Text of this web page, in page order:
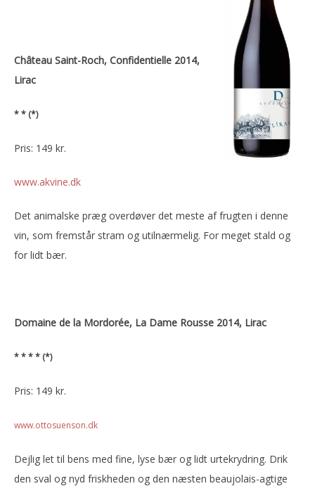
Château Saint-Roch, Confidentielle 2014,
Lirac
* * (*)
Pris: 149 kr.
www.akvine.dk
Det animalske præg overdøver det meste af frugten i denne
vin, som fremstår stram og utilnærmelig. For meget stald og
for lidt bær.
Domaine de la Mordorée, La Dame Rousse 2014, Lirac
* * * * (*)
Pris: 149 kr.
www.ottosuenson.dk
Dejlig let til bens med fine, lyse bær og lidt urtekrydring. Drik
den sval og nyd friskheden og den næsten beaujolais-agtige